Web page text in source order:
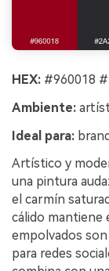
HEX: #960018
Ambiente:
Ideal para:
Artístico y
una pintura
el carmín
cálido mantiene
empolvados
para redes